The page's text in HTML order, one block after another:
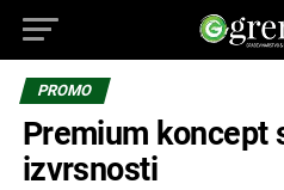
PROMO
Premium koncept
izvrsnosti